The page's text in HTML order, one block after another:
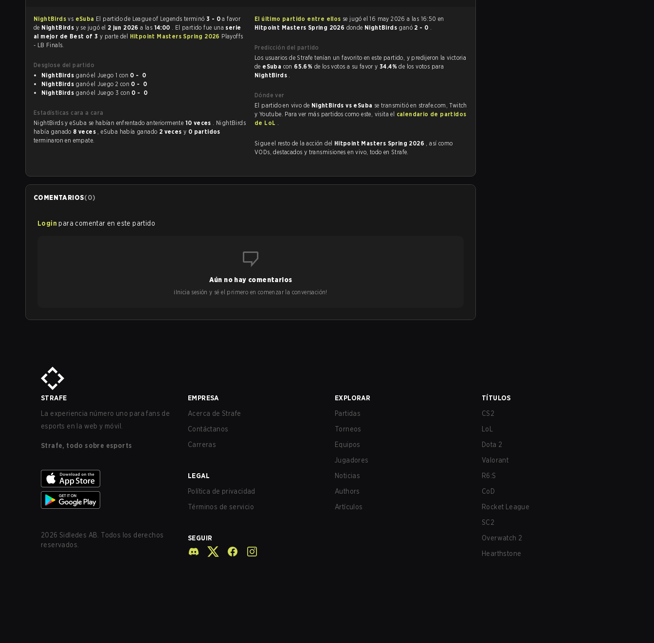
NightBirdsvs eSuba El partido de League of Legends terminó 3 - 0a favor
de NightBirds y se jugó el 2 jun 2026a las 14:00 . El partido fue una serie
al mejor de Best of 3 y parte del Hitpoint Masters Spring 2026 Playoffs
- LB Finals.
Desglose del partido
NightBirds
ganó el Juego 1 con
0 - 0
NightBirds
ganó el Juego 2 con
0 - 0
NightBirds
ganó el Juego 3 con 0 - 0
Estadísticas cara a cara
NightBirds y eSuba se habían enfrentado anteriormente 10 veces . NightBirds
había ganado 8 veces , eSuba había ganado 2 veces y 0 partidos
terminaron en empate.
El último partido entre ellos se jugó el 16 may 2026 a las 16:50 en
Hitpoint Masters Spring 2026 donde NightBirds ganó 2 - 0 .
Predicción del partido
Los usuarios de Strafe tenían un favorito en este partido, y predijeron la victoria
de eSuba con 65.6% de los votos a su favor y 34.4%de los votos para
NightBirds .
Dónde ver
El partido en vivo de NightBirds vs eSuba se transmitió en strafe.com, Twitch
y Youtube. Para ver más partidos como este, visita el calendario de partidos
de LoL .
Sigue el resto de la acción del Hitpoint Masters Spring 2026 , así como
VODs, destacados y transmisiones en vivo, todo en Strafe.
COMENTARIOS(0)
Login para comentar en este partido
Aún no hay comentarios
¡Inicia sesión y sé el primero en comenzar la conversación!
STRAFE
La experiencia número uno para fans de
esports en la web y móvil.
Strafe, todo sobre esports
2026 Sidledes AB. Todos los derechos
reservados.
EMPRESA
Acerca de Strafe
Contáctanos
Carreras
LEGAL
Política de privacidad
Términos de servicio
SEGUIR
EXPLORAR
Partidas
Torneos
Equipos
Jugadores
Noticias
Authors
Artículos
TÍTULOS
CS2
LoL
Dota 2
Valorant
R6:S
CoD
Rocket League
SC2
Overwatch 2
Hearthstone